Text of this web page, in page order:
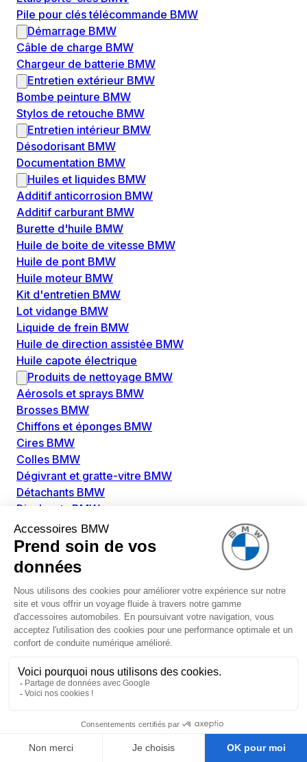
Pile pour clés télécommande BMW
Démarrage BMW
Câble de charge BMW
Chargeur de batterie BMW
Entretien extérieur BMW
Bombe peinture BMW
Stylos de retouche BMW
Entretien intérieur BMW
Désodorisant BMW
Documentation BMW
Huiles et liquides BMW
Additif anticorrosion BMW
Additif carburant BMW
Burette d'huile BMW
Huile de boite de vitesse BMW
Huile de pont BMW
Huile moteur BMW
Kit d'entretien BMW
Lot vidange BMW
Liquide de frein BMW
Huile de direction assistée BMW
Huile capote électrique
Produits de nettoyage BMW
Aérosols et sprays BMW
Brosses BMW
Chiffons et éponges BMW
Cires BMW
Colles BMW
Dégivrant et gratte-vitre BMW
Détachants BMW
Disolvants BMW
Lubrifiants BMW
Nettoyant intérieur BMW
Nettoyant extérieur BMW
Pièces détachées BMW
Alimentation Carburant BMW
Boitier papillon BMW
Faisceau de câble pour réservoir avec pompe
d'aspiration BMW
Pompe à carburant BMW
Pompe diesel BMW
Bobines d'allumage BMW